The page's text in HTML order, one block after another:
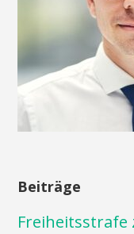
Beiträge
Freiheitsstrafe